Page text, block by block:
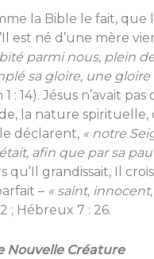
la Bible le fait,
est né d’une mère
parmi nous, plein
sa gloire, une
: 14). Jésus n’avait
la nature
déclarent, « notre
afin que par sa
qu’Il grandissait, Il
– « saint,
; Hébreux 7 : 26.
Nouvelle Créature